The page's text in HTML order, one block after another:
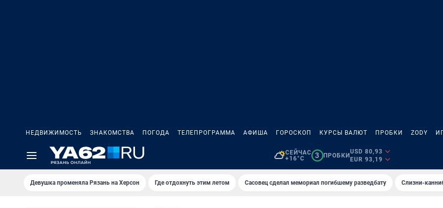
НЕДВИЖИМОСТЬ ЗНАКОМСТВА ПОГОДА ТЕЛЕПРОГРАММА АФИША ГОРОСКОП КУРСЫ ВАЛЮТ ПРОБКИ ZODY
СЕЙЧАС
+16°C
3 ПРОБКИ
USD 80,93
EUR 93,19
Девушка променяла Рязань на Херсон Где отдохнуть этим летом Сасовец сделал мемориал погибшему разведбату Слизни-